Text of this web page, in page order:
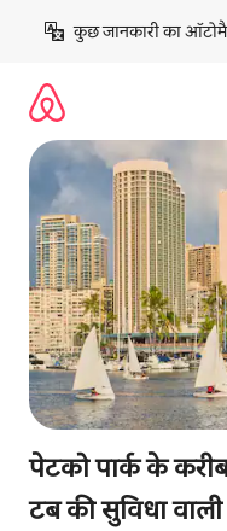
छोड़कर
कॉन्टेंट
कुछ जानकारी का
पेटको पार्क के
टब की सुविधा